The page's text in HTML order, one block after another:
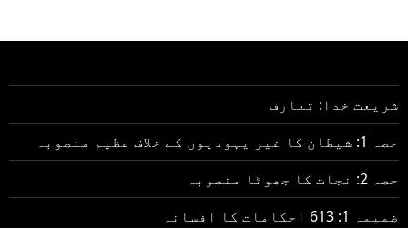
شریعت خدا: تعارف
حصہ 1: شیطان کا غیر یہودیوں کے خلاف عظیم منصوبہ
حصہ 2: نجات کا جھوٹا منصوبہ
ضمیمہ 1: 613 احکامات کا افسانہ